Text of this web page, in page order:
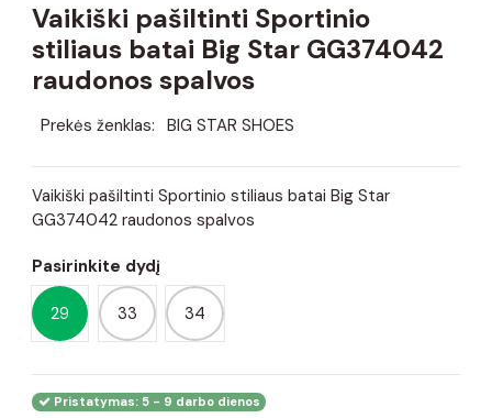
Vaikiški pašiltinti Sportinio
stiliaus batai Big Star GG374042
raudonos spalvos
Prekės ženklas: BIG STAR SHOES
Vaikiški pašiltinti Sportinio stiliaus batai Big Star
GG374042 raudonos spalvos
Pasirinkite dydį
29 33 34
Pristatymas: 5 - 9 darbo dienos